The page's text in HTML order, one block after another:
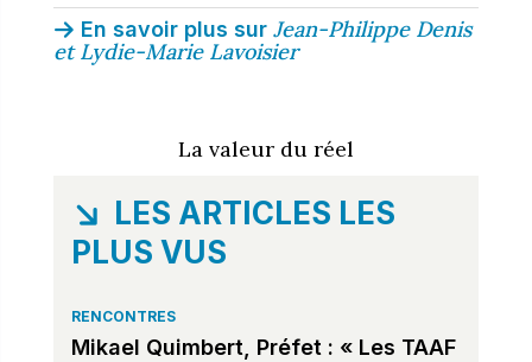
En savoir plus sur Jean-Philippe Denis
etLydie-Marie Lavoisier
La valeur du réel
LES ARTICLES LES
PLUS VUS
RENCONTRES
Mikael Quimbert, Préfet : « Les TAAF